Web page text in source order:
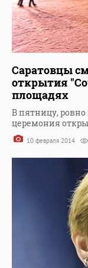
Саратовцы
открытия
площадях
В пятницу, ровно
церемония
10 февраля 2014